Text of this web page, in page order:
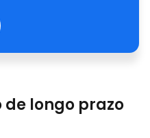
de longo prazo